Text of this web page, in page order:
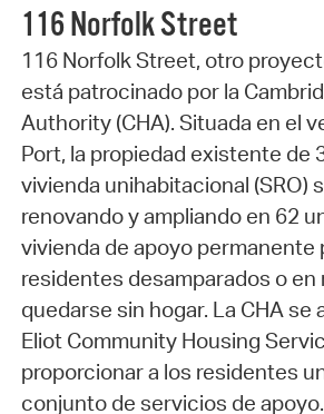
116 Norfolk Street
116 Norfolk Street, otro
está patrocinado por la
Authority (CHA). Situada en el
Port, la propiedad existente de
vivienda unihabitacional (SRO)
renovando y ampliando en 62
vivienda de apoyo permanente
residentes desamparados o en
quedarse sin hogar. La CHA se
Eliot Community Housing
proporcionar a los residentes
conjunto de servicios de apoyo.